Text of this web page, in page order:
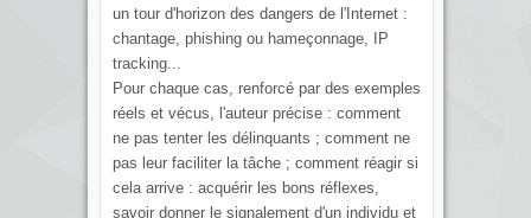
un tour d'horizon des dangers de l'Internet :
chantage, phishing ou hameçonnage, IP
tracking...
Pour chaque cas, renforcé par des exemples
réels et vécus, l'auteur précise : comment
ne pas tenter les délinquants ; comment ne
pas leur faciliter la tâche ; comment réagir si
cela arrive : acquérir les bons réflexes,
savoir donner le signalement d'un individu et